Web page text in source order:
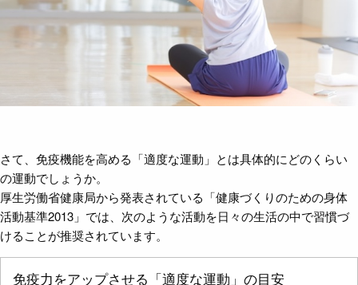
さて、免疫機能を高める「適度な運動」とは具体的にどのくらい
の運動でしょうか。
厚生労働省健康局から発表されている「健康づくりのための身体
活動基準2013」では、次のような活動を日々の生活の中で習慣づ
けることが推奨されています。
免疫力をアップさせる「適度な運動」の目安